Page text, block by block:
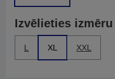
Izvēlieties izmēru
L XL XXL